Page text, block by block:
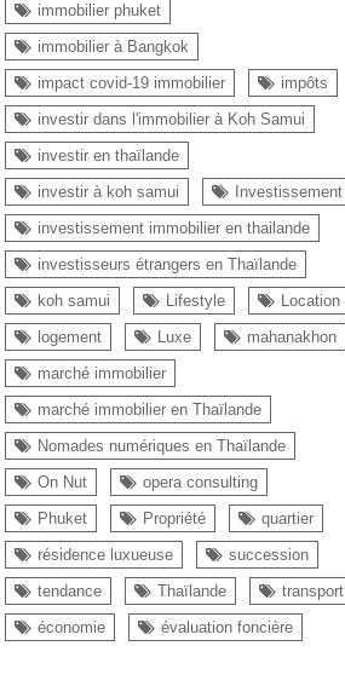
immobilier phuket
immobilier à Bangkok
impact covid-19 immobilier
impôts
investir dans l'immobilier à Koh Samui
investir en thaïlande
investir à koh samui
Investissement
investissement immobilier en thailande
investisseurs étrangers en Thaïlande
koh samui
Lifestyle
Location
logement
Luxe
mahanakhon
marché immobilier
marché immobilier en Thaïlande
Nomades numériques en Thaïlande
On Nut
opera consulting
Phuket
Propriété
quartier
résidence luxueuse
succession
tendance
Thaïlande
transport
économie
évaluation foncière